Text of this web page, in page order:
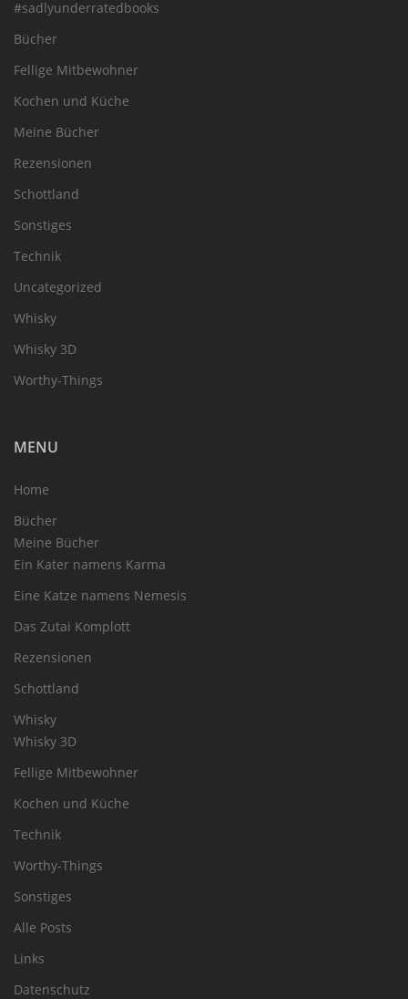
#sadlyunderratedbooks
Bücher
Fellige Mitbewohner
Kochen und Küche
Meine Bücher
Rezensionen
Schottland
Sonstiges
Technik
Uncategorized
Whisky
Whisky 3D
Worthy-Things
MENU
Home
Bücher
Meine Bücher
Ein Kater namens Karma
Eine Katze namens Nemesis
Das Zutai Komplott
Rezensionen
Schottland
Whisky
Whisky 3D
Fellige Mitbewohner
Kochen und Küche
Technik
Worthy-Things
Sonstiges
Alle Posts
Links
Datenschutz